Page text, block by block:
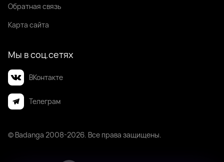
Обратная связь
Карта сайта
Мы в соц.сетях
ВКонтакте
Телеграм
© Badanga 2008-2026 . Все права защищены.